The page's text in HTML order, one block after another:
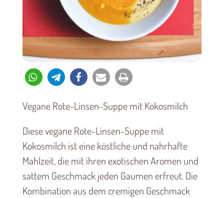
Vegane Rote-Linsen-Suppe mit Kokosmilch
Diese vegane Rote-Linsen-Suppe mit
Kokosmilch ist eine köstliche und nahrhafte
Mahlzeit, die mit ihren exotischen Aromen und
sattem Geschmack jeden Gaumen erfreut. Die
Kombination aus dem cremigen Geschmack